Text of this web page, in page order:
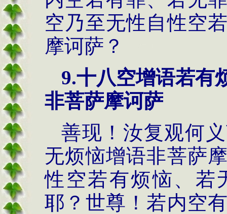
空乃至无性自性空
摩诃萨？
9.十八空增语若有
非菩萨摩诃萨
善现！汝复观何
无烦恼增语非菩萨
性空若有烦恼、若
耶？世尊！若内空